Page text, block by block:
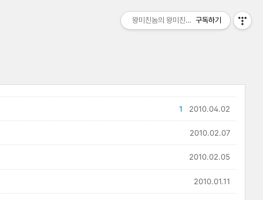
2010.04.02
1
2010.02.07
2010.02.05
2010.01.11
왕미친놈의 왕미친세상구독하기